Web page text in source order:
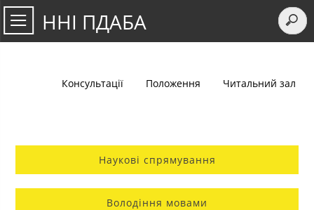
ННІ ПДАБА
Консультації Положення Читальний зал
Наукові спрямування
Володіння мовами